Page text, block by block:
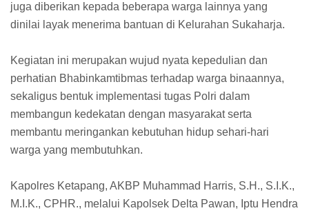
juga diberikan kepada beberapa warga lainnya yang
dinilai layak menerima bantuan di Kelurahan Sukaharja.
Kegiatan ini merupakan wujud nyata kepedulian dan
perhatian Bhabinkamtibmas terhadap warga binaannya,
sekaligus bentuk implementasi tugas Polri dalam
membangun kedekatan dengan masyarakat serta
membantu meringankan kebutuhan hidup sehari-hari
warga yang membutuhkan.
Kapolres Ketapang, AKBP Muhammad Harris, S.H., S.I.K.,
M.I.K., CPHR., melalui Kapolsek Delta Pawan, Iptu Hendra